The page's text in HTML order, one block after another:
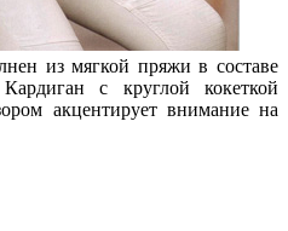
из мягкой пряжи в составе
с круглой кокеткой
акцентирует внимание на